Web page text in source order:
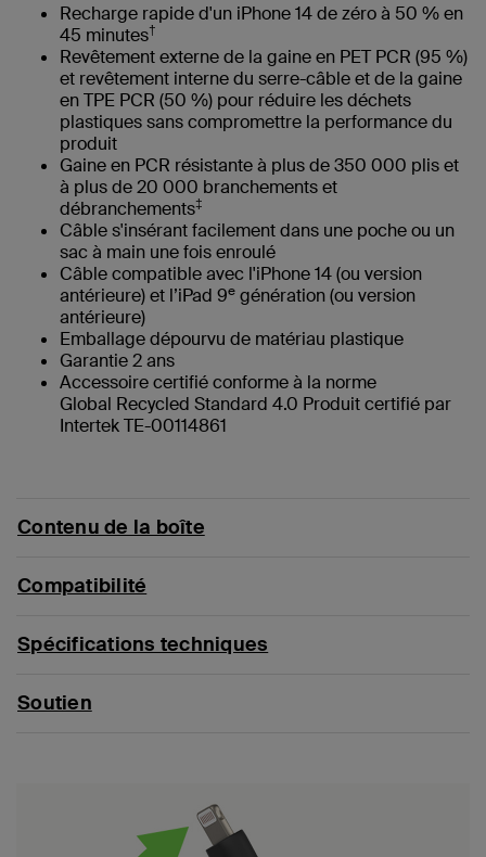
Recharge rapide d'un iPhone 14 de zéro à 50 % en
45 minutes†
Revêtement externe de la gaine en PET PCR (95 %)
et revêtement interne du serre-câble et de la gaine
en TPE PCR (50 %) pour réduire les déchets
plastiques sans compromettre la performance du
produit
Gaine en PCR résistante à plus de 350 000 plis et
à plus de 20 000 branchements et
débranchements‡
Câble s'insérant facilement dans une poche ou un
sac à main une fois enroulé
Câble compatible avec l'iPhone 14 (ou version
antérieure) et l’iPad 9e génération (ou version
antérieure)
Emballage dépourvu de matériau plastique
Garantie 2 ans
Accessoire certifié conforme à la norme
Global Recycled Standard 4.0 Produit certifié par
Intertek TE-00114861
Contenu de la boîte
Compatibilité
Spécifications techniques
Soutien